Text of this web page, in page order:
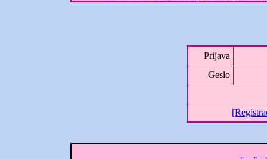
Prijava
Geslo